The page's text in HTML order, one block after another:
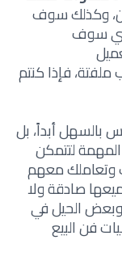
، وكذلك سوف
سوف
فإذا كنتم
بالسهل أبداً، بل
لتتمكن
وتعاملك معهم
صادقة ولا
وبعض الحيل في
فن البيع